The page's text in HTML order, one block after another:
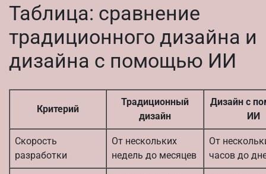
Таблица: сравнение
традиционного дизайна и
дизайна с помощью ИИ
Критерий
Традиционный
дизайн
Дизайн с
ИИ
Скорость
разработки
От нескольких
недель до месяцев
От
часов до